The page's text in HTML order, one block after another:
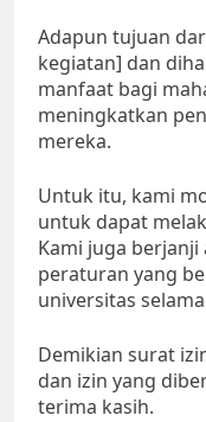
Adapun tujuan
kegiatan] dan
manfaat bagi
meningkatkan
mereka.
Untuk itu, kami
untuk dapat
Kami juga
peraturan yang
universitas
Demikian surat
dan izin yang
terima kasih.